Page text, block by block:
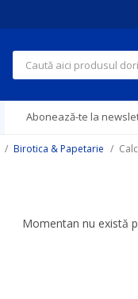
Căutare
Abonează-te la
Birotica & Papetarie
Momentan nu există